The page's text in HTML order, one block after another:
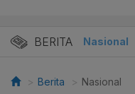
BERITA Nasional
Berita Nasional